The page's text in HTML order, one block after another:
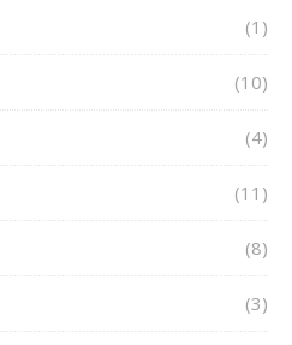
(1)
(10)
(4)
(11)
(8)
(3)